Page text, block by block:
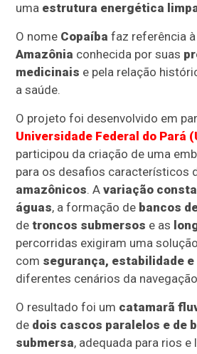
uma estrutura energética
O nome Copaíbafaz referência à
Amazônia conhecida por suas
medicinais e pela relação
a saúde.
O projeto foi desenvolvido em
Universidade Federal do Pará
participou da criação de uma
para os desafios característicos
amazônicos. Avariação
águas, a formação de bancos
de troncos submersos e as
percorridas exigiram uma
com segurança, estabilidade
diferentes cenários da
O resultado foi um catamarã
de dois cascos paralelos e de
submersa, adequada para rios